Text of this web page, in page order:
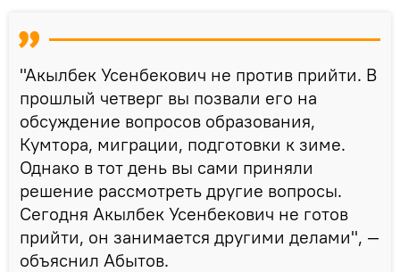
"Акылбек Усенбекович не против прийти. В
прошлый четверг вы позвали его на
обсуждение вопросов образования,
Кумтора, миграции, подготовки к зиме.
Однако в тот день вы сами приняли
решение рассмотреть другие вопросы.
Сегодня Акылбек Усенбекович не готов
прийти, он занимается другими делами", —
объяснил Абытов.